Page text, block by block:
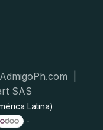
|
SAS
Latina)
-